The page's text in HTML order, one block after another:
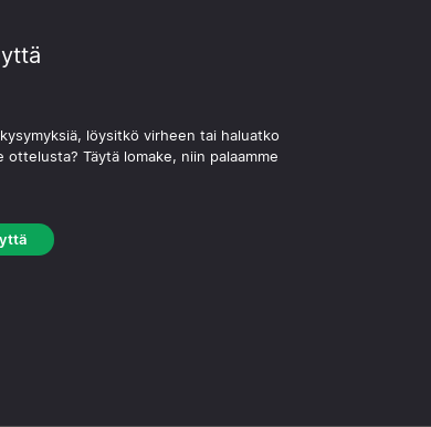
löysitkö virheen tai haluatko
ottelusta? Täytä lomake, niin palaamme